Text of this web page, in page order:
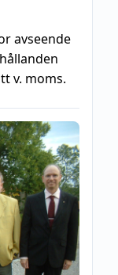
avseende
v. moms.